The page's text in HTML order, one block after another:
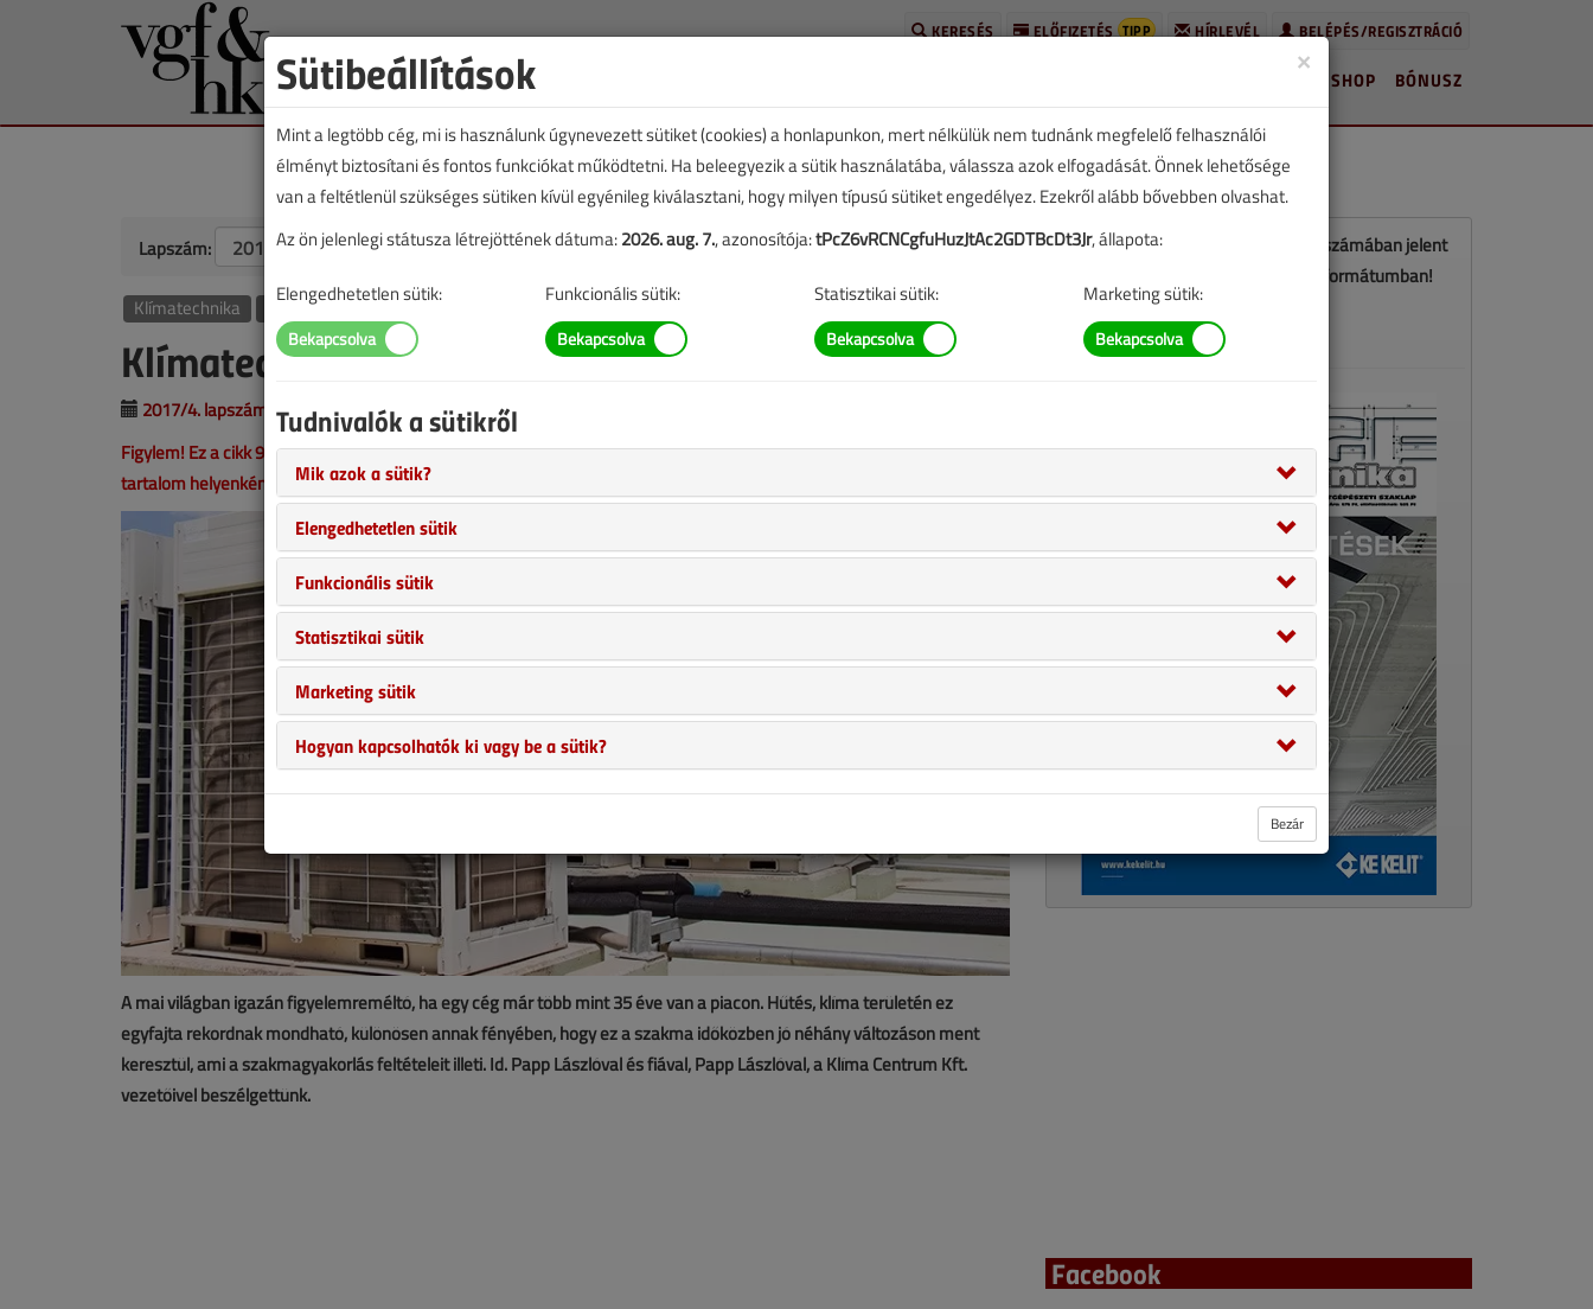
BELÉPÉS/REGISZTRÁCIÓ
HÍRLEVÉL
ELŐFIZETÉS TIPP
KERESÉS
BÓNUSZ
SHOP
Lapszám: TARTALOM
Klímatechnika Légtechnika
Klímatechnika ma már nincs fűtés nélkül
2017/4. lapszám | Lantos Tivadar |
1703 |
Figylem! Ez a cikk 9 éve frissült utoljára. A benne szereplő információk mára aktualitásukat veszíthették, valamint a
tartalom helyenként hiányos lehet (képek, táblázatok stb.).
A mai világban igazán figyelemreméltó, ha egy cég már több mint 35 éve van a piacon. Hűtés, klíma területén ez
egyfajta rekordnak mondható, különösen annak fényében, hogy ez a szakma időközben jó néhány változáson ment
keresztül, ami a szakmagyakorlás feltételeit illeti. Id. Papp Lászlóval és fiával, Papp Lászlóval, a Klíma Centrum Kft.
vezetőivel beszélgettünk.
Ez a cikk a VGF&HKL 2017. áprilisi számában jelent
meg. Töltse le a lapszámot PDF formátumban!
Facebook
×
Sütibeállítások
Mint a legtöbb cég, mi is használunk úgynevezett sütiket (cookies) a honlapunkon, mert nélkülük nem tudnánk megfelelő felhasználói
élményt biztosítani és fontos funkciókat működtetni. Ha beleegyezik a sütik használatába, válassza azok elfogadását. Önnek lehetősége
van a feltétlenül szükséges sütiken kívül egyénileg kiválasztani, hogy milyen típusú sütiket engedélyez. Ezekről alább bővebben olvashat.
Az ön jelenlegi státusza létrejöttének dátuma:2026. aug. 7., azonosítója:tPcZ6vRCNCgfuHuzJtAc2GDTBcDt3Jr, állapota:
Elengedhetetlen sütik: Funkcionális sütik: Statisztikai sütik: Marketing sütik:
Tudnivalók a sütikről
Mik azok a sütik?
Elengedhetetlen sütik
Funkcionális sütik
Statisztikai sütik
Marketing sütik
Hogyan kapcsolhatók ki vagy be a sütik?
Bezár